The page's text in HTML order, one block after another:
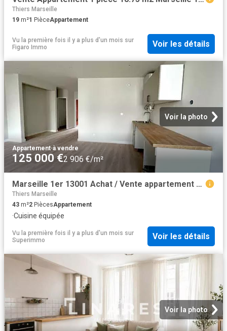
Thiers Marseille
19 m²1 PièceAppartement
Vu la première fois il y a plus d'un mois sur
Figaro Immo
Voir les détails
Voir la photo
Appartement·à vendre
125 000 €2 906 €/m²
Marseille 1er 13001 Achat / Vente appartement 2 pièces t2
Thiers Marseille
43 m²2 PiècesAppartement
·Cuisine équipée
Vu la première fois il y a plus d'un mois sur
Superimmo
Voir les détails
Voir la photo